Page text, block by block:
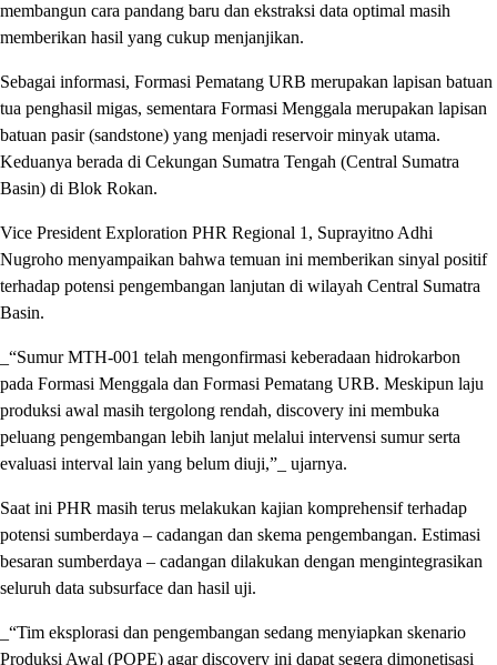
membangun cara pandang baru dan ekstraksi data optimal masih
memberikan hasil yang cukup menjanjikan.
Sebagai informasi, Formasi Pematang URB merupakan lapisan batuan
tua penghasil migas, sementara Formasi Menggala merupakan lapisan
batuan pasir (sandstone) yang menjadi reservoir minyak utama.
Keduanya berada di Cekungan Sumatra Tengah (Central Sumatra
Basin) di Blok Rokan.
Vice President Exploration PHR Regional 1, Suprayitno Adhi
Nugroho menyampaikan bahwa temuan ini memberikan sinyal positif
terhadap potensi pengembangan lanjutan di wilayah Central Sumatra
Basin.
_“Sumur MTH-001 telah mengonfirmasi keberadaan hidrokarbon
pada Formasi Menggala dan Formasi Pematang URB. Meskipun laju
produksi awal masih tergolong rendah, discovery ini membuka
peluang pengembangan lebih lanjut melalui intervensi sumur serta
evaluasi interval lain yang belum diuji,”_ ujarnya.
Saat ini PHR masih terus melakukan kajian komprehensif terhadap
potensi sumberdaya – cadangan dan skema pengembangan. Estimasi
besaran sumberdaya – cadangan dilakukan dengan mengintegrasikan
seluruh data subsurface dan hasil uji.
_“Tim eksplorasi dan pengembangan sedang menyiapkan skenario
Produksi Awal (POPE) agar discovery ini dapat segera dimonetisasi